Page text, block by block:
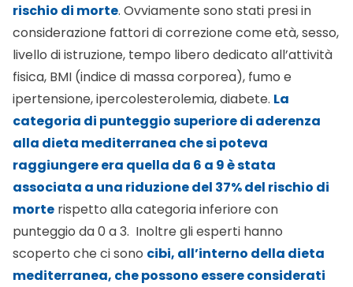
rischio di morte. Ovviamente sono stati presi in
considerazione fattori di correzione come età, sesso,
livello di istruzione, tempo libero dedicato all’attività
fisica, BMI (indice di massa corporea), fumo e
ipertensione, ipercolesterolemia, diabete. La
categoria di punteggio superiore di aderenza
alla dieta mediterranea che si poteva
raggiungere era quella da 6 a 9 è stata
associata a una riduzione del 37% del rischio di
morte rispetto alla categoria inferiore con
punteggio da 0 a 3. Inoltre gli esperti hanno
scoperto che ci sono cibi, all’interno della dieta
mediterranea, che possono essere considerati